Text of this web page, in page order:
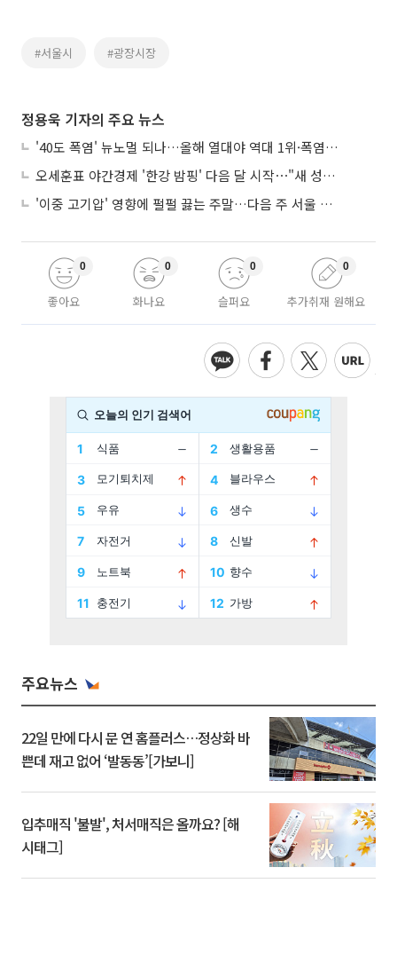
#서울시 #광장시장
정용욱 기자의 주요 뉴스
'40도 폭염' 뉴노멀 되나…올해 열대야 역대 1위·폭염일수 평년 3배 넘어
오세훈표 야간경제 '한강 밤핑' 다음 달 시작⋯"새 성장동력 만들 것"
'이중 고기압' 영향에 펄펄 끓는 주말…다음 주 서울 포함 서쪽이 더 덥다
좋아요
0
화나요
0
슬퍼요
0
추가취재 원해요
0
주요뉴스
22일 만에 다시 문 연 홈플러스…정상화 바
쁜데 재고 없어 ‘발동동’[가보니]
입추매직 '불발', 처서매직은 올까요? [해
시태그]